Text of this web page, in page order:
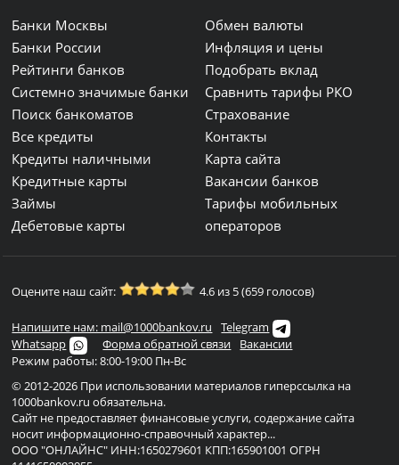
Банки Москвы
Банки России
Рейтинги банков
Системно значимые банки
Поиск банкоматов
Все кредиты
Кредиты наличными
Кредитные карты
Займы
Дебетовые карты
Обмен валюты
Инфляция и цены
Подобрать вклад
Сравнить тарифы РКО
Страхование
Контакты
Карта сайта
Вакансии банков
Тарифы мобильных
операторов
Оцените наш сайт: 4.6 из 5 (659 голосов)
Напишите нам: mail@1000bankov.ru
Telegram
Whatsapp
Форма обратной связи
Вакансии
Режим работы: 8:00-19:00 Пн-Вс
© 2012-2026 При использовании материалов гиперссылка на
1000bankov.ru обязательна.
Сайт не предоставляет финансовые услуги, содержание сайта
носит информационно-справочный характер...
ООО "ОНЛАЙНС" ИНН:1650279601 КПП:165901001 ОГРН